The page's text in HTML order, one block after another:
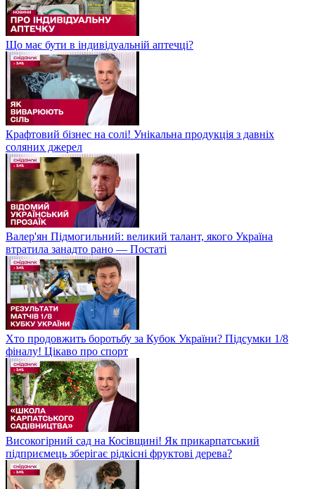
Що має бути в індивідуальній аптечці?
Крафтовий бізнес на солі! Унікальна продукція з давніх
соляних джерел
Валер'ян Підмогильний: великий талант, якого Україна
втратила занадто рано — Постаті
Хто продовжить боротьбу за Кубок України? Підсумки 1/8
фіналу! Цікаво про спорт
Високогірний сад на Косівщині! Як прикарпатський
підприємець зберігає рідкісні фруктові дерева?